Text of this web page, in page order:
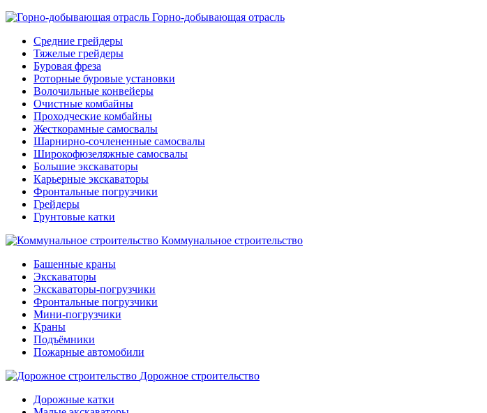
Горно-добывающая отрасль
Средние грейдеры
Тяжелые грейдеры
Буровая фреза
Роторные буровые установки
Волочильные конвейеры
Очистные комбайны
Проходческие комбайны
Жесткорамные самосвалы
Шарнирно-сочлененные самосвалы
Широкофюзеляжные самосвалы
Большие экскаваторы
Карьерные экскаваторы
Фронтальные погрузчики
Грейдеры
Грунтовые катки
Коммунальное строительство
Башенные краны
Экскаваторы
Экскаваторы-погрузчики
Фронтальные погрузчики
Мини-погрузчики
Краны
Подъёмники
Пожарные автомобили
Дорожное строительство
Дорожные катки